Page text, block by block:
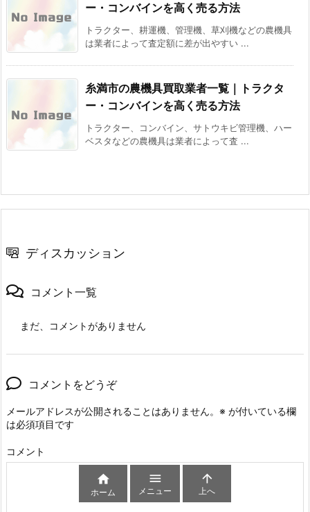
ー・コンバインを高く売る方法
トラクター、耕運機、管理機、草刈機などの農機具
は業者によって査定額に差が出やすい ...
糸満市の農機具買取業者一覧｜トラクタ
ー・コンバインを高く売る方法
トラクター、コンバイン、サトウキビ管理機、ハー
ベスタなどの農機具は業者によって査 ...
ディスカッション
コメント一覧
まだ、コメントがありません
コメントをどうぞ
メールアドレスが公開されることはありません。 ※ が付いている欄
は必須項目です
コメント

ホーム

メニュー

上へ